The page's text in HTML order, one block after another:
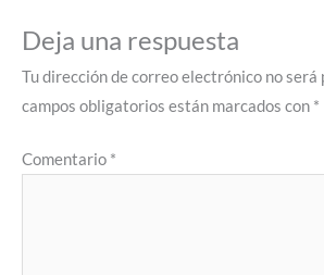
Deja una respuesta
Tu dirección de correo electrónico no será
campos obligatorios están marcados con *
Comentario *